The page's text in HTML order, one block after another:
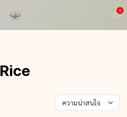
0
Rice
ความน่าสนใจ